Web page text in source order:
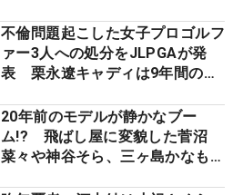
不倫問題起こした女子プロゴルフ
ァー3人への処分をJLPGAが発
表 栗永遼キャディは9年間の立
20年前のモデルが静かなブー
ム!? 飛ばし屋に変貌した菅沼
菜々や神谷そら、三ヶ島かなも使